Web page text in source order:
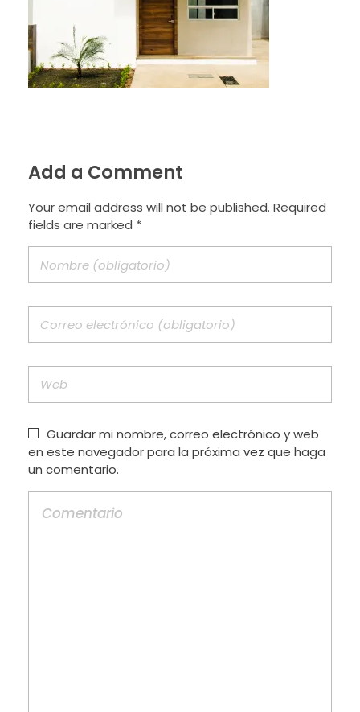
Add a Comment
Your email address will not be published. Required
fields are marked *
Guardar mi nombre, correo electrónico y web
en este navegador para la próxima vez que haga
un comentario.